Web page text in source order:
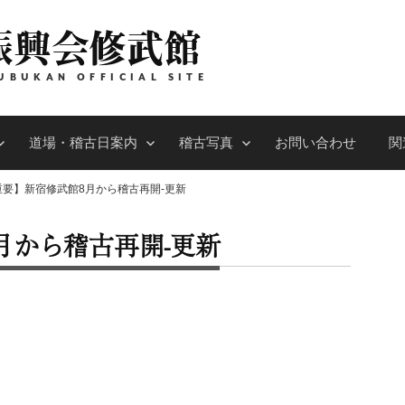
会修武館
OFFICIAL SITE
道場・稽古日案内 稽古写真 お問い合わせ
要】新宿修武館8月から稽古再開-更新
から稽古再開-更新